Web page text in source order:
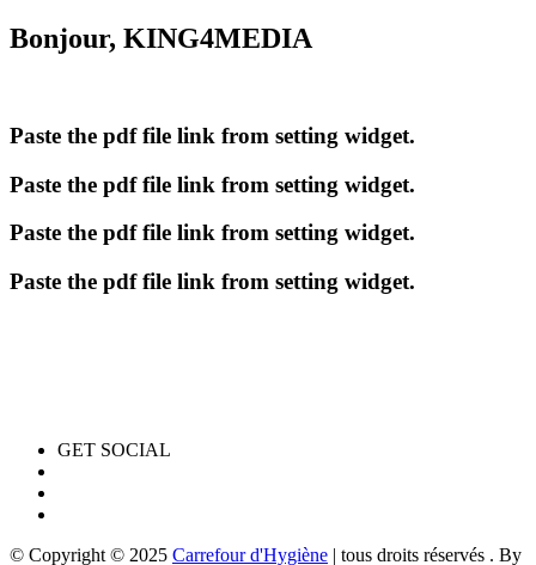
Bonjour, KING4MEDIA
Paste the pdf file link from setting widget.
Paste the pdf file link from setting widget.
Paste the pdf file link from setting widget.
Paste the pdf file link from setting widget.
GET SOCIAL
© Copyright © 2025 Carrefour d'Hygiène | tous droits réservés . By